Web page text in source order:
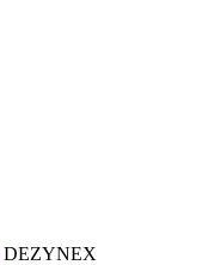
DEZYNEX